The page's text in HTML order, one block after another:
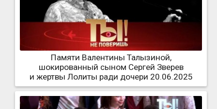
Памяти Валентины Талызиной,
шокированный сыном Сергей Зверев
и жертвы Лолиты ради дочери 20.06.2025